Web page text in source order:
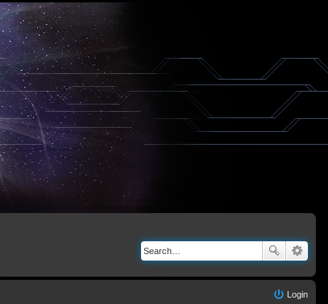
Login